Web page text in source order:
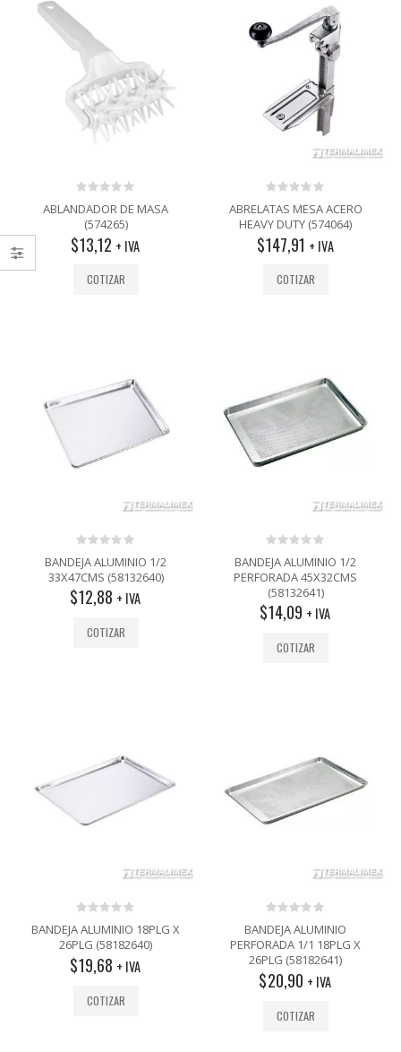
0
out
of
5
ABLANDADOR DE MASA
(574265)
$13,12 + IVA
COTIZAR
0
out
of
5
ABRELATAS MESA ACERO
HEAVY DUTY (574064)
$147,91 + IVA
COTIZAR
0
out
of
5
BANDEJA ALUMINIO 1/2
33X47CMS (58132640)
$12,88 + IVA
COTIZAR
0
out
of
5
BANDEJA ALUMINIO 1/2
PERFORADA 45X32CMS
(58132641)
$14,09 + IVA
COTIZAR
0
out
of
5
BANDEJA ALUMINIO 18PLG X
26PLG (58182640)
$19,68 + IVA
COTIZAR
0
out
of
5
BANDEJA ALUMINIO
PERFORADA 1/1 18PLG X
26PLG (58182641)
$20,90 + IVA
COTIZAR